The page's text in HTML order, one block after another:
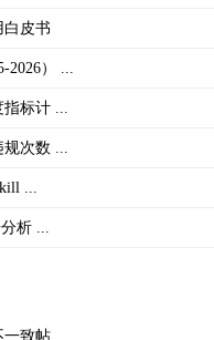
白皮书
） ...
标计 ...
次数 ...
...
析 ...
致帖 ...